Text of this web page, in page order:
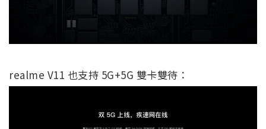
realme V11 也支持 5G+5G 雙卡雙待：